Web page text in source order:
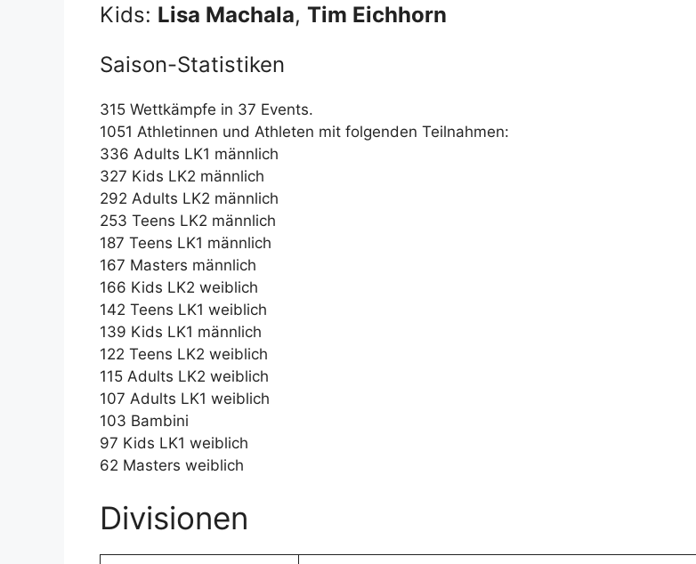
Kids: Lisa Machala, Tim Eichhorn
Saison-Statistiken
315 Wettkämpfe in 37 Events.
1051 Athletinnen und Athleten mit folgenden Teilnahmen:
336 Adults LK1 männlich
327 Kids LK2 männlich
292 Adults LK2 männlich
253 Teens LK2 männlich
187 Teens LK1 männlich
167 Masters männlich
166 Kids LK2 weiblich
142 Teens LK1 weiblich
139 Kids LK1 männlich
122 Teens LK2 weiblich
115 Adults LK2 weiblich
107 Adults LK1 weiblich
103 Bambini
97 Kids LK1 weiblich
62 Masters weiblich
Divisionen